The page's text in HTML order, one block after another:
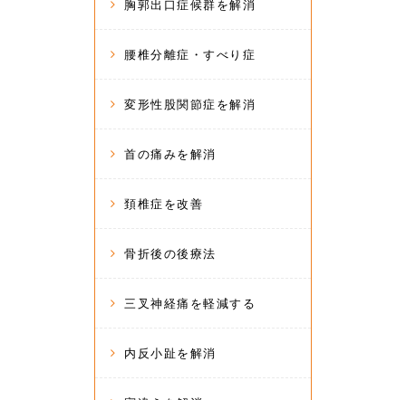
胸郭出口症候群を解消
腰椎分離症・すべり症
変形性股関節症を解消
首の痛みを解消
頚椎症を改善
骨折後の後療法
三叉神経痛を軽減する
内反小趾を解消